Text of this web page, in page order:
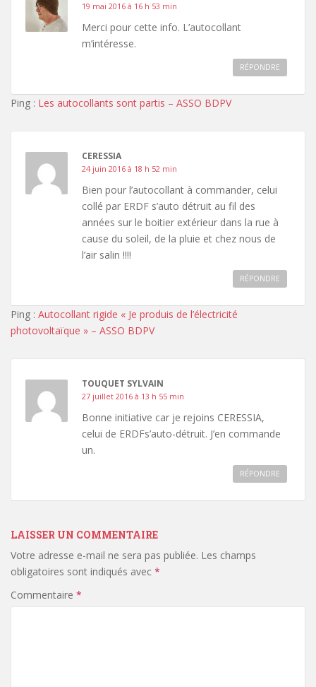
19 mai 2016 à 16 h 53 min
Merci pour cette info. L’autocollant
m’intéresse.
RÉPONDRE
Ping : Les autocollants sont partis – ASSO BDPV
CERESSIA
24 juin 2016 à 18 h 52 min
Bien pour l’autocollant à commander, celui
collé par ERDF s’auto détruit au fil des
années sur le boitier extérieur dans la rue à
cause du soleil, de la pluie et chez nous de
l’air salin !!!!
RÉPONDRE
Ping : Autocollant rigide « Je produis de l’électricité
photovoltaïque » – ASSO BDPV
TOUQUET SYLVAIN
27 juillet 2016 à 13 h 55 min
Bonne initiative car je rejoins CERESSIA,
celui de ERDFs’auto-détruit. J’en commande
un.
RÉPONDRE
LAISSER UN COMMENTAIRE
Votre adresse e-mail ne sera pas publiée. Les champs
obligatoires sont indiqués avec *
Commentaire *